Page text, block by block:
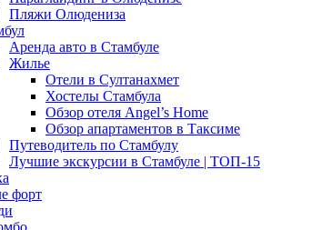
Пляжи Олюдениза
Аренда авто в Стамбуле
Жилье
Отели в Султанахмет
Хостелы Стамбула
Обзор отеля Angel’s Home
Обзор апартаментов в Таксиме
Путеводитель по Стамбулу
Лучшие экскурсии в Стамбуле | ТОП-15
форт